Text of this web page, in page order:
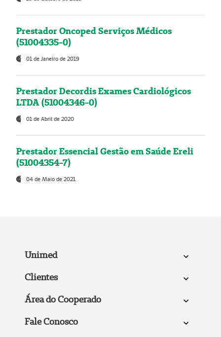
Prestador Oncoped Serviços Médicos
(51004335-0)
01 de Janeiro de 2019
Prestador Decordis Exames Cardiológicos
LTDA (51004346-0)
01 de Abril de 2020
Prestador Essencial Gestão em Saúde Ereli
(51004354-7)
04 de Maio de 2021
Unimed
Clientes
Área do Cooperado
Fale Conosco